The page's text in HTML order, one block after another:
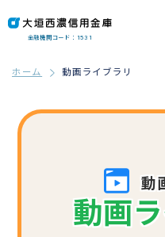
金融機関コード：1531
ホーム 動画ライブラリ
動
動画